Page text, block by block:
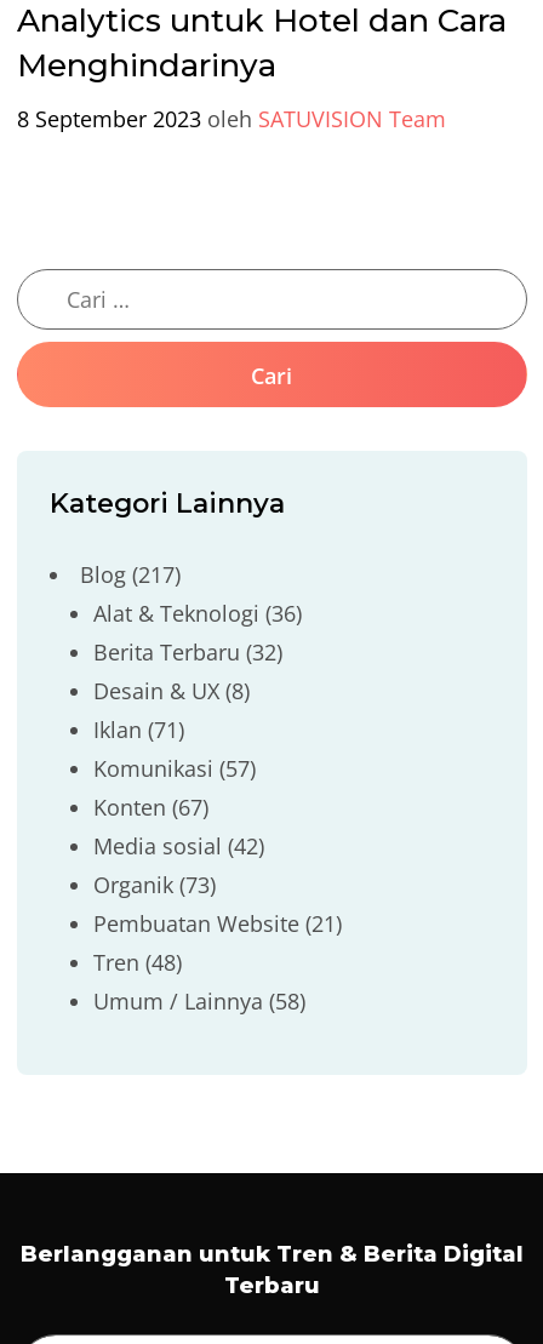
Analytics untuk Hotel dan Cara
Menghindarinya
8 September 2023oleh SATUVISION Team
Kategori Lainnya
Blog(217)
Alat & Teknologi (36)
Berita Terbaru (32)
Desain & UX(8)
Iklan (71)
Komunikasi (57)
Konten (67)
Media sosial (42)
Organik(73)
Pembuatan Website(21)
Tren (48)
Umum / Lainnya (58)
Berlangganan untuk Tren & Berita Digital
Terbaru